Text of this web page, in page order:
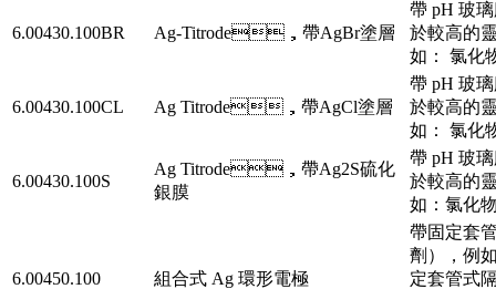
6.00430.100BR Ag-Titrode，帶AgBr塗層
帶 pH 玻璃
於較高的靈
如： 氯化
6.00430.100CL Ag Titrode，帶AgCl塗層
帶 pH 玻璃
於較高的靈
如： 氯化
6.00430.100S
Ag Titrode，帶Ag2S硫化
銀膜
帶 pH 玻璃
於較高的
如：氯化
6.00450.100 組合式 Ag 環形電極
帶固定套
劑），
定套管式